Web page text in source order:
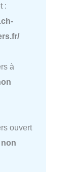
:
à
ouvert
non